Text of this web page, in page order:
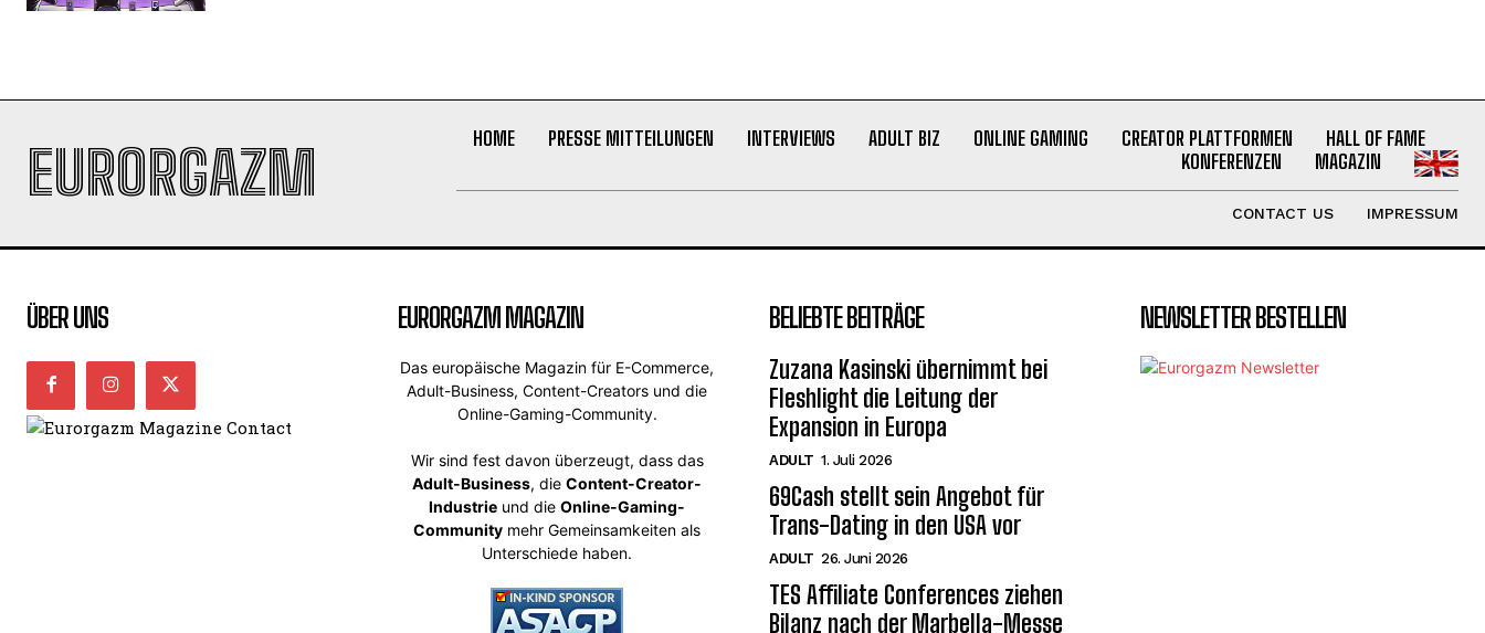
EURORGAZM HOME PRESSE MITTEILUNGEN INTERVIEWS ADULT BIZ ONLINE GAMING CREATOR PLATTFORMEN
HALL OF FAME
KONFERENZEN
MAGAZIN
CONTACT US IMPRESSUM
ÜBER UNS EURORGAZM MAGAZIN
Das europäische Magazin für E-Commerce,
Adult-Business, Content-Creators und die
Online-Gaming-Community.
Wir sind fest davon überzeugt, dass das
Adult-Business, die Content-Creator-
Industrie und die Online-Gaming-
Community mehr Gemeinsamkeiten als
Unterschiede haben.
BELIEBTE BEITRÄGE
Zuzana Kasinski übernimmt bei
Fleshlight die Leitung der
Expansion in Europa
ADULT 1. Juli 2026
69Cash stellt sein Angebot für
Trans-Dating in den USA vor
ADULT 26. Juni 2026
TES Affiliate Conferences ziehen
Bilanz nach der Marbella-Messe
NEWSLETTER BESTELLEN